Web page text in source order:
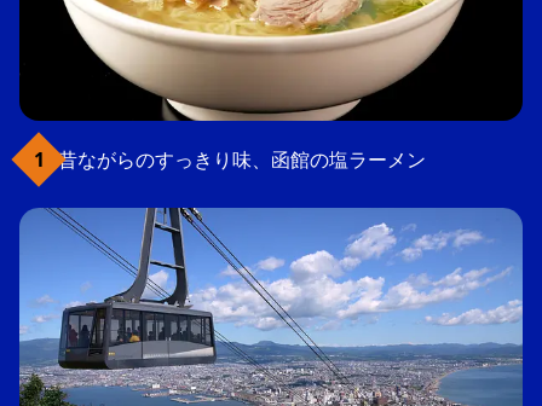
昔ながらのすっきり味、函館の塩ラーメン